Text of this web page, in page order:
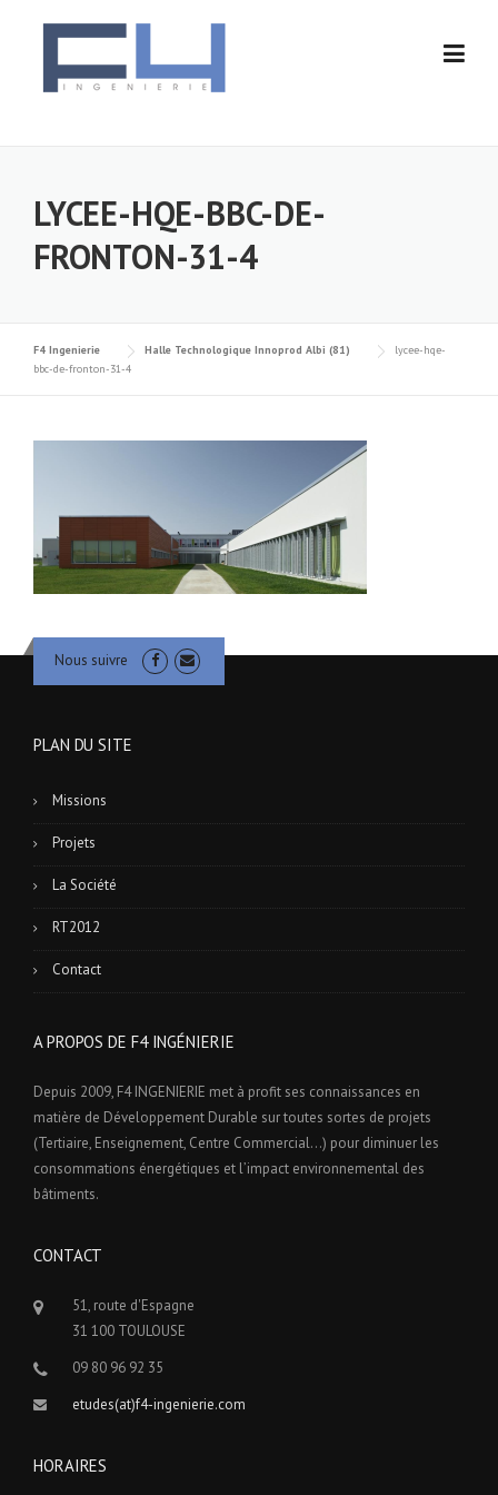
LYCEE-HQE-BBC-DE-
FRONTON-31-4
F4 Ingenierie Halle Technologique Innoprod Albi (81)
lycee-hqe-
bbc-de-fronton-31-4
Nous suivre
PLAN DU SITE
Missions
Projets
La Société
RT2012
Contact
A PROPOS DE F4 INGÉNIERIE
Depuis 2009, F4 INGENIERIE met à profit ses connaissances en
matière de Développement Durable sur toutes sortes de projets
(Tertiaire, Enseignement, Centre Commercial…) pour diminuer les
consommations énergétiques et l’impact environnemental des
bâtiments.
CONTACT
51, route d'Espagne
31 100 TOULOUSE
09 80 96 92 35
etudes(at)f4-ingenierie.com
HORAIRES